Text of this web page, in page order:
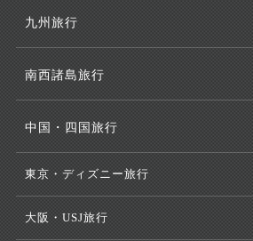
九州旅行
南西諸島旅行
中国・四国旅行
東京・ディズニー旅行
大阪・USJ旅行